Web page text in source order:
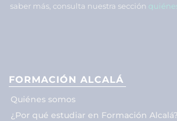
saber más, consulta nuestra sección
FORMACIÓN ALCALÁ
Quiénes somos
¿Por qué estudiar en Formación Alcalá?